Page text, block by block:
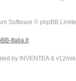
Software © phpBB
Italia.it
by INVENTEA &